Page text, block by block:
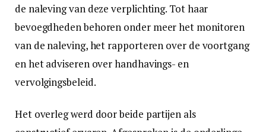
de naleving van deze verplichting. Tot haar
bevoegdheden behoren onder meer het monitoren
van de naleving, het rapporteren over de voortgang
en het adviseren over handhavings- en
vervolgingsbeleid.
Het overleg werd door beide partijen als